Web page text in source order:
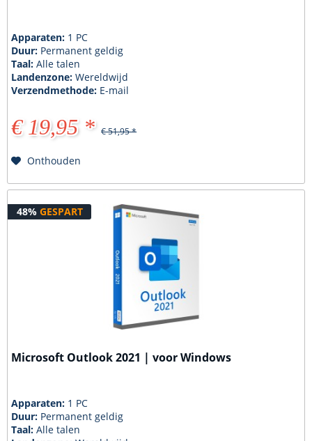
Apparaten: 1 PC
Duur: Permanent geldig
Taal:Alle talen
Landenzone:Wereldwijd
Verzendmethode: E-mail
€ 19,95 * € 51,95 *
Onthouden
48% GESPART
Microsoft Outlook 2021 | voor Windows
Apparaten: 1 PC
Duur: Permanent geldig
Taal:Alle talen